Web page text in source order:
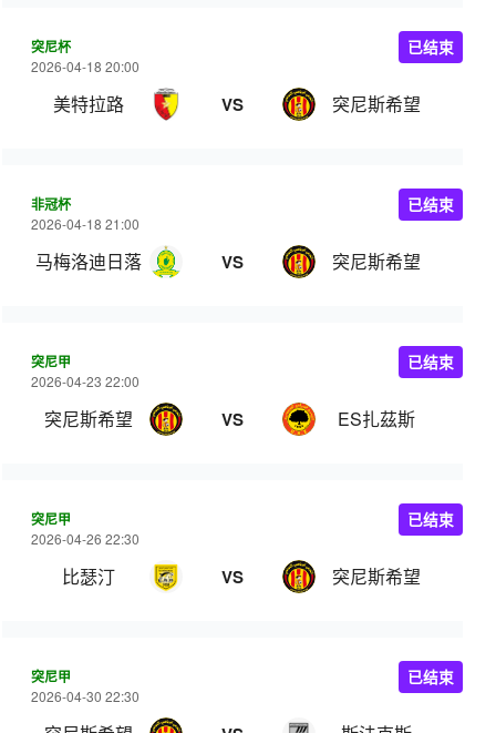
突尼杯
2026-04-18 20:00
美特拉路 VS 突尼斯希望
已结束
非冠杯
2026-04-18 21:00
马梅洛迪日落 VS 突尼斯希望
已结束
突尼甲
2026-04-23 22:00
突尼斯希望 VS ES扎茲斯
已结束
突尼甲
2026-04-26 22:30
比瑟汀 VS 突尼斯希望
已结束
突尼甲
2026-04-30 22:30
已结束